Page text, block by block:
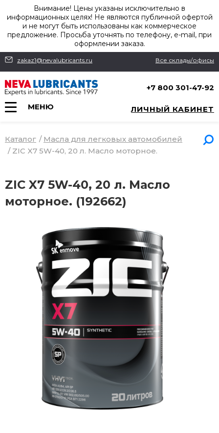
Внимание! Цены указаны исключительно в
информационных целях! Не являются публичной офертой
и не могут быть использованы как коммерческое
предложение. Просьба уточнять по телефону, e-mail, при
оформлении заказа.
zakaz1@nevalubricants.ru Все склады/офисы
+7 800 301-47-92
МЕНЮ ЛИЧНЫЙ КАБИНЕТ
Каталог / Масла для легковых автомобилей
/ ZIC X7 5W-40, 20 л. Масло моторное.
ZIC X7 5W-40, 20 л. Масло
моторное. (192662)